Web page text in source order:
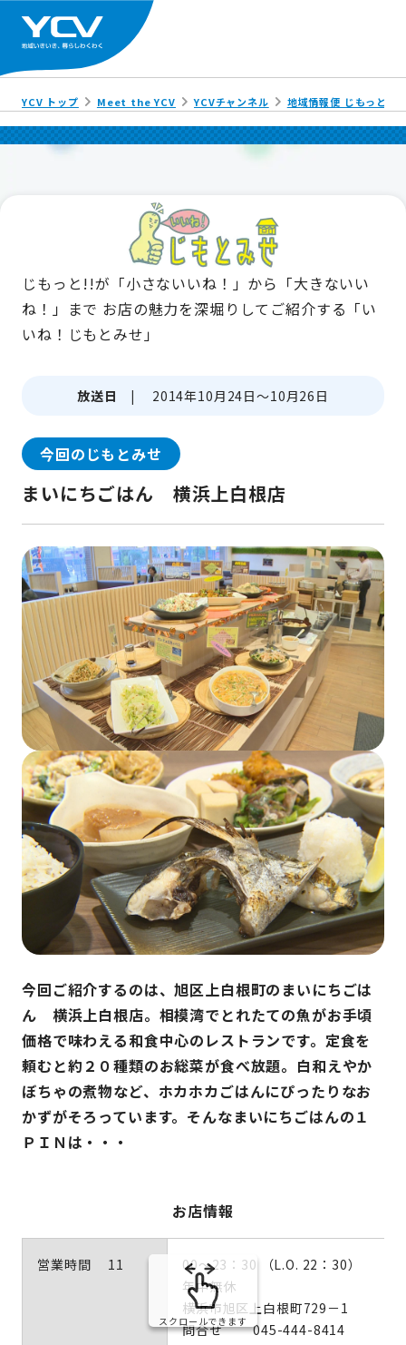
YCV トップ Meet the YCV YCVチャンネル 地域情報便 じもっと!!
じもっと!!が「小さないいね！」から「大きないい
ね！」まで お店の魅力を深堀りしてご紹介する「い
いね！じもとみせ」
放送日 | 2014年10月24日～10月26日
今回のじもとみせ
まいにちごはん 横浜上白根店
今回ご紹介するのは、旭区上白根町のまいにちごは
ん 横浜上白根店。相模湾でとれたての魚がお手頃
価格で味わえる和食中心のレストランです。定食を
頼むと約２０種類のお総菜が食べ放題。白和えやか
ぼちゃの煮物など、ホカホカごはんにぴったりなお
かずがそろっています。そんなまいにちごはんの１
ＰＩＮは・・・
お店情報
営業時間 11
00～23：30 （L.O. 22：30）
年中無休
横浜市旭区上白根町729－1
問合せ 045-444-8414
スクロールできます